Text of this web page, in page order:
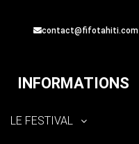
contact@fifotahiti.com
INFORMATIONS
LE FESTIVAL